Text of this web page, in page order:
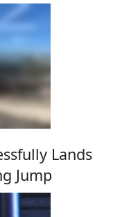
Lands
Jump